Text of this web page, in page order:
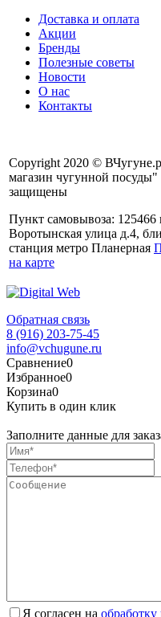
Доставка и оплата
Акции
Бренды
Полезные советы
Новости
О нас
Контакты
Copyright 2020 ©
магазин чугунной посуды"
защищены
Пункт самовывоза: 125466
Воротынская улица д.4,
станция метро Планерная
на карте
Обратная связь
8 (916) 203-75-45
info@vchugune.ru
Сравнение0
Избранное0
Корзина0
Купить в один клик
Заполните данные для
Я согласен на